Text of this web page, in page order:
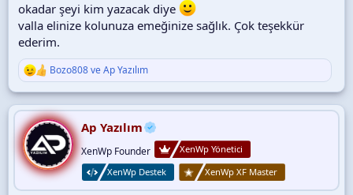
okadar şeyi kim yazacak diye
valla elinize kolunuza emeğinize sağlık. Çok teşekkür
ederim.
T
k
i
l
e
r
Bozo808veAp Yazılım
Ap Yazılım
XenWp Founder
XenWp Yönetici
XenWp Destek
XenWp XF Master